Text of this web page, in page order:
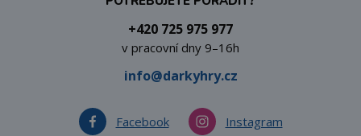
+420 725 975 977
v pracovní dny 9–16h
info@darkyhry.cz
Facebook Instagram